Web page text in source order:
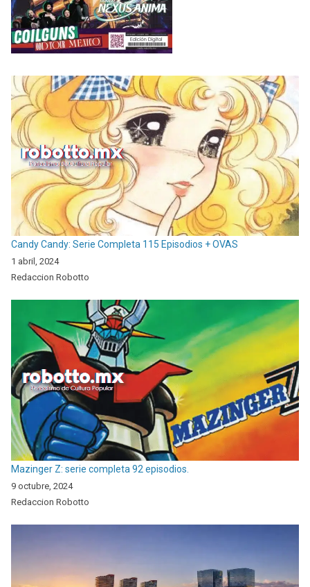
Candy Candy: Serie Completa 115 Episodios + OVAS
1 abril, 2024
Redaccion Robotto
Mazinger Z: serie completa 92 episodios.
9 octubre, 2024
Redaccion Robotto